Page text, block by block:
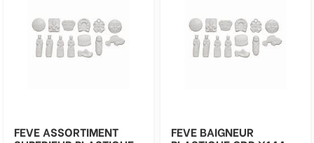
FEVE ASSORTIMENT FEVE BAIGNEUR